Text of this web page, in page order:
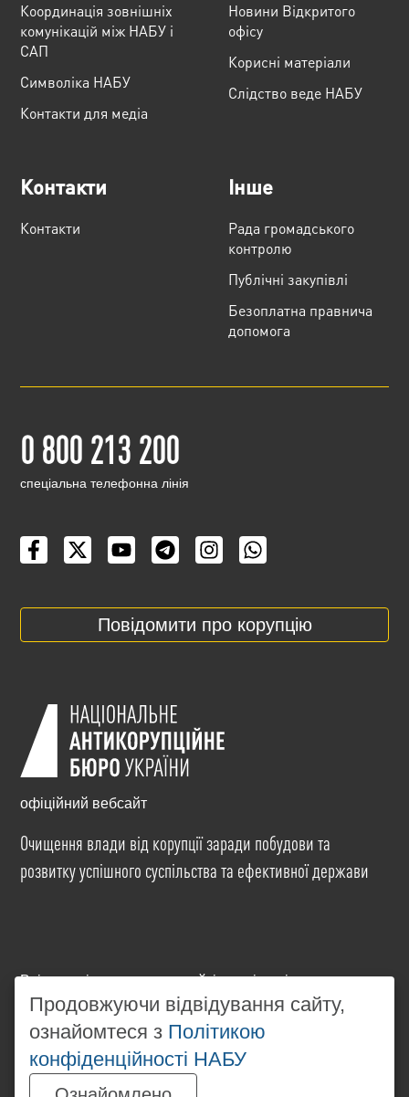
Координація зовнішніх
комунікацій між НАБУ і
САП
Cимволіка НАБУ
Контакти для медіа
Новини Відкритого
офісу
Корисні матеріали
Слідство веде НАБУ
Контакти
Контакти
Інше
Рада громадського
контролю
Публічні закупівлі
Безоплатна правнича
допомога
0 800 213 200
cпеціальна телефонна лінія
Повідомити про корупцію
офіційний вебсайт
Очищення влади від корупції заради побудови та
розвитку успішного суспільства та ефективної держави
Всі матеріали на цьому сайті розміщені на умовах
ліцензіїCreative Commons Attribution-NonCommercial-
NoDerivatives 4.0 International. Використання будь-
яких матеріалів, розміщених на сайті, дозволяється
за умови посилання наwww.nabu.gov.ua
незалежності від повного або часткового
Продовжуючи відвідування сайту,
ознайомтеся з Політикою
конфіденційності НАБУ